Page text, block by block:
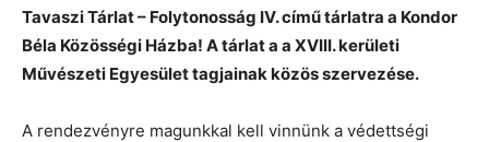
Tavaszi Tárlat – Folytonosság IV. című tárlatra a Kondor
Béla Közösségi Házba! A tárlat a a XVIII. kerületi
Művészeti Egyesület tagjainak közös szervezése.
A rendezvényre magunkkal kell vinnünk a védettségi